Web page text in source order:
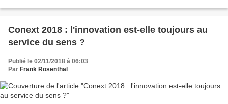
Conext 2018 : l'innovation est-elle toujours au
service du sens ?
Publié le 02/11/2018 à 06:03
Par Frank Rosenthal